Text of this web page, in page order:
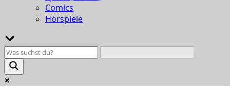
Comics
Hörspiele